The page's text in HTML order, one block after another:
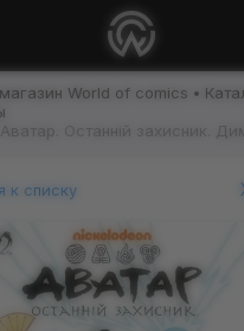
World of comics
Останній захисник. Дим
к списку